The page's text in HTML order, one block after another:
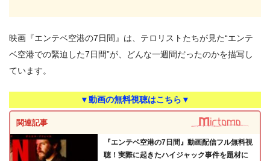
映画『エンテベ空港の7日間』は、テロリストたちが見た“エンテ
ベ空港での緊迫した7日間”が、どんな一週間だったのかを描写し
ています。
▼動画の無料視聴はこちら▼
関連記事
『エンテベ空港の7日間』動画配信フル無料視
聴！実際に起きたハイジャック事件を題材に